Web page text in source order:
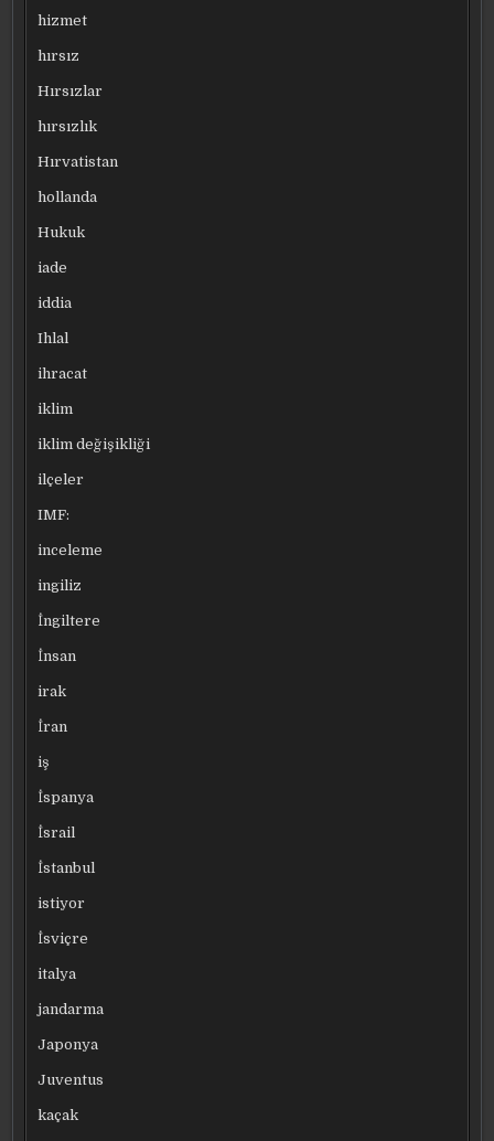
hizmet
hırsız
Hırsızlar
hırsızlık
Hırvatistan
hollanda
Hukuk
iade
iddia
Ihlal
ihracat
iklim
iklim değişikliği
ilçeler
IMF:
inceleme
ingiliz
İngiltere
İnsan
irak
İran
iş
İspanya
İsrail
İstanbul
istiyor
İsviçre
italya
jandarma
Japonya
Juventus
kaçak